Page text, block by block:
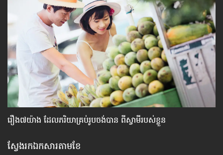
រឿង៧យ៉ាង ​ដែល​ភរិយា​គ្រប់​រូប​ចង់​បាន ពី​ស្វាមី​របស់​ខ្លួន
ស្វែងរកឯកសារតាមខែ